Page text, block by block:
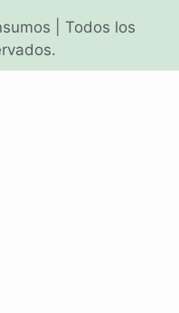
| Todos los